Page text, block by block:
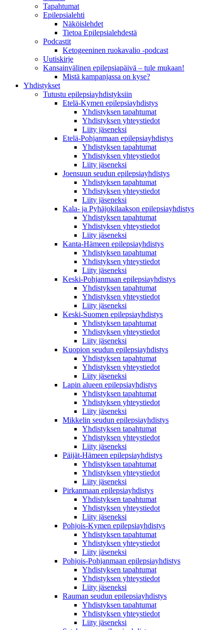
Tapahtumat
Epilepsialehti
Näköislehdet
Tietoa Epilepsialehdestä
Podcastit
Ketogeeninen ruokavalio -podcast
Uutiskirje
Kansainvälinen epilepsiapäivä – tule mukaan!
Mistä kampanjassa on kyse?
Yhdistykset
Tutustu epilepsiayhdistyksiin
Etelä-Kymen epilepsiayhdistys
Yhdistyksen tapahtumat
Yhdistyksen yhteystiedot
Liity jäseneksi
Etelä-Pohjanmaan epilepsiayhdistys
Yhdistyksen tapahtumat
Yhdistyksen yhteystiedot
Liity jäseneksi
Joensuun seudun epilepsiayhdistys
Yhdistyksen tapahtumat
Yhdistyksen yhteystiedot
Liity jäseneksi
Kala- ja Pyhäjokilaakson epilepsiayhdistys
Yhdistyksen tapahtumat
Yhdistyksen yhteystiedot
Liity jäseneksi
Kanta-Hämeen epilepsiayhdistys
Yhdistyksen tapahtumat
Yhdistyksen yhteystiedot
Liity jäseneksi
Keski-Pohjanmaan epilepsiayhdistys
Yhdistyksen tapahtumat
Yhdistyksen yhteystiedot
Liity jäseneksi
Keski-Suomen epilepsiayhdistys
Yhdistyksen tapahtumat
Yhdistyksen yhteystiedot
Liity jäseneksi
Kuopion seudun epilepsiayhdistys
Yhdistyksen tapahtumat
Yhdistyksen yhteystiedot
Liity jäseneksi
Lapin alueen epilepsiayhdistys
Yhdistyksen tapahtumat
Yhdistyksen yhteystiedot
Liity jäseneksi
Mikkelin seudun epilepsiayhdistys
Yhdistyksen tapahtumat
Yhdistyksen yhteystiedot
Liity jäseneksi
Päijät-Hämeen epilepsiayhdistys
Yhdistyksen tapahtumat
Yhdistyksen yhteystiedot
Liity jäseneksi
Pirkanmaan epilepsiayhdistys
Yhdistyksen tapahtumat
Yhdistyksen yhteystiedot
Liity jäseneksi
Pohjois-Kymen epilepsiayhdistys
Yhdistyksen tapahtumat
Yhdistyksen yhteystiedot
Liity jäseneksi
Pohjois-Pohjanmaan epilepsiayhdistys
Yhdistyksen tapahtumat
Yhdistyksen yhteystiedot
Liity jäseneksi
Rauman seudun epilepsiayhdistys
Yhdistyksen tapahtumat
Yhdistyksen yhteystiedot
Liity jäseneksi